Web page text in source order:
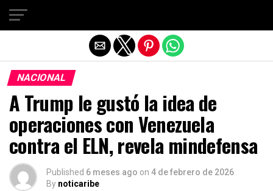
NACIONAL
A Trump le gustó la idea de
operaciones con Venezuela
contra el ELN, revela mindefensa
Published 6 meses ago on 4 de febrero de 2026
By noticaribe